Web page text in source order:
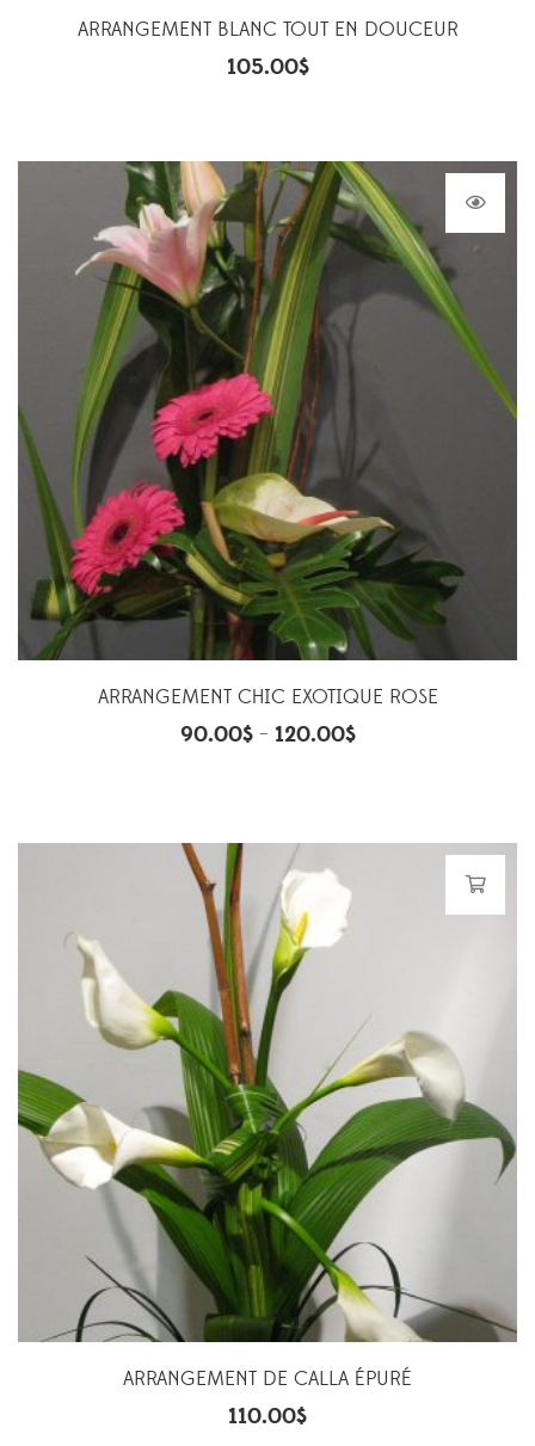
ARRANGEMENT BLANC TOUT EN DOUCEUR
105.00$
ARRANGEMENT CHIC EXOTIQUE ROSE
90.00$– 120.00$
ARRANGEMENT DE CALLA ÉPURÉ
110.00$